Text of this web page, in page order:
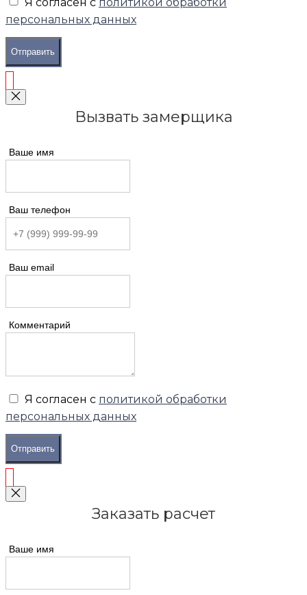
персональных данных
Отправить
Вызвать замерщика
Ваше имя
Ваш телефон
Ваш email
Комментарий
Я согласен с политикой обработки
персональных данных
Отправить
Заказать расчет
Ваше имя